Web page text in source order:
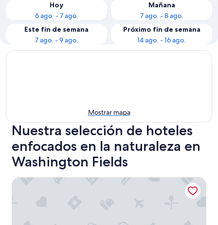
Hoy
6 ago. - 7 ago.
Mañana
7 ago. - 8 ago.
Este fin de semana
7 ago. - 9 ago.
Próximo fin de semana
14 ago. - 16 ago.
Mostrar mapa
Nuestra selección de hoteles
enfocados en la naturaleza en
Washington Fields
Ramada by Wyndham St George